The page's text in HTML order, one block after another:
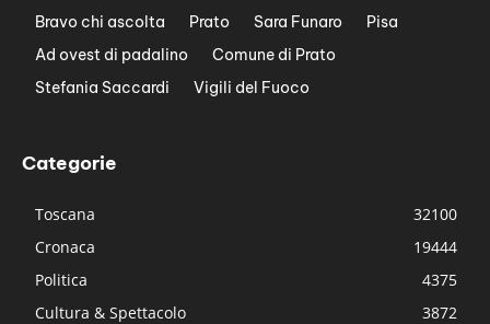
Bravo chi ascolta
Prato Sara Funaro
Pisa
Ad ovest di padalino
Comune di Prato
Stefania Saccardi
Vigili del Fuoco
Categorie
Toscana
32100
Cronaca
19444
Politica
4375
Cultura & Spettacolo
3872